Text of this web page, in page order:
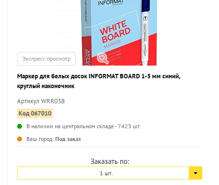
Экспресс-просмотр
Маркер для белых досок INFORMAT BOARD 1-5 мм синий,
круглый наконечник
Артикул WRR03B
Код 067010
В наличии на центральном складе - 7423 шт.
Ваш город: Под заказ
Заказать по:
1 шт.